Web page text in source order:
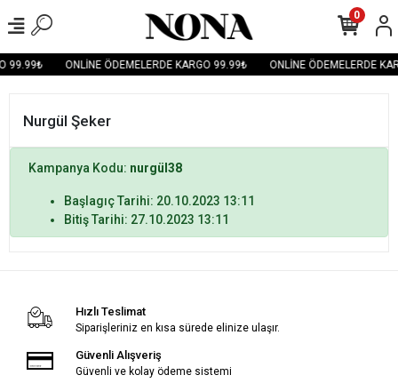
99.99₺ ONLİNE ÖDEMELERDE KARGO 99.99₺ ONLİNE ÖDEMELERDE
0
Nurgül Şeker
Kampanya Kodu: nurgül38
Başlagıç Tarihi: 20.10.2023 13:11
Bitiş Tarihi: 27.10.2023 13:11
Hızlı Teslimat
Siparişleriniz en kısa sürede elinize ulaşır.
Güvenli Alışveriş
Güvenli ve kolay ödeme sistemi